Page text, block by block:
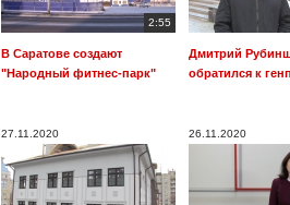
2:55
В Саратове создают
"Народный фитнес-парк"
Дмитрий
обратился к
27.11.2020 26.11.2020